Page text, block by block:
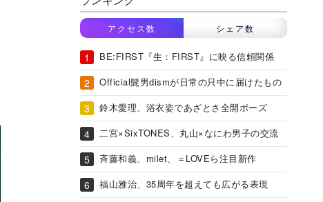
アクセス数 シェア数
BE:FIRST『生：FIRST』に映る信頼関係
Official髭男dismが日常の只中に届けたもの
鈴木愛理、浴衣姿であざとさ全開ポーズ
二宮×SixTONES、丸山×なにわ男子の交流
斉藤和義、milet、＝LOVEら注目新作
福山雅治、35周年を超えても広がる表現